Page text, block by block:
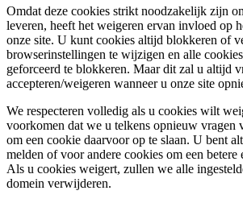
Omdat deze cookies strikt noodzakelijk zijn
leveren, heeft het weigeren ervan invloed op
onze site. U kunt cookies altijd blokkeren of
browserinstellingen te wijzigen en alle
geforceerd te blokkeren. Maar dit zal u altijd
accepteren/weigeren wanneer u onze site
We respecteren volledig als u cookies wilt
voorkomen dat we u telkens opnieuw vragen
om een cookie daarvoor op te slaan. U bent
melden of voor andere cookies om een
Als u cookies weigert, zullen we alle
domein verwijderen.